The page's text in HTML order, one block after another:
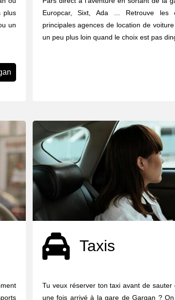
plus
un
Europcar, Sixt, Ada ... Retrouve les
principales agences de location de
un peu plus loin quand le choix est pas
Taxis
Tu veux réserver ton taxi avant de
une fois arrivé à la gare de Gargan ?